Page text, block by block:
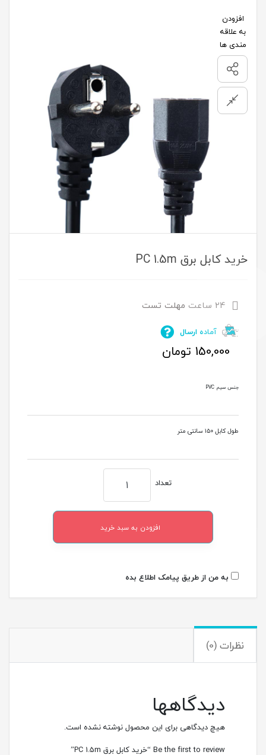
افزودن
به علاقه
مندی ها
خرید کابل برق PC 1.5m
24 ساعت مهلت تست
آماده ارسال
150,000 تومان
جنس سیم PVC
طول کابل ۱۵۰ سانتی متر
تعداد
افزودن به سبد خرید
به من از طریق پیامک اطلاع بده
نظرات (0)
دیدگاهها
هیچ دیدگاهی برای این محصول نوشته نشده است.
Be the first to review “خرید کابل برق PC 1.5m”